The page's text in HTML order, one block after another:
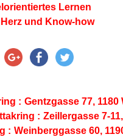
Lernen
und Know-how
: Gentzgasse 77, 1180
: Zeillergasse 7-
: Weinberggasse 60,